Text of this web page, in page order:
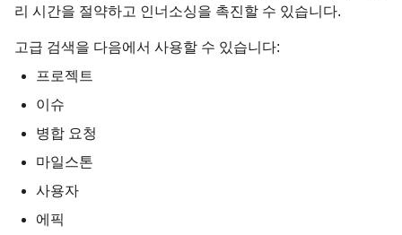
리 시간을 절약하고 인너소싱을 촉진할 수 있습니다.
고급 검색을 다음에서 사용할 수 있습니다:
프로젝트
이슈
병합 요청
마일스톤
사용자
에픽